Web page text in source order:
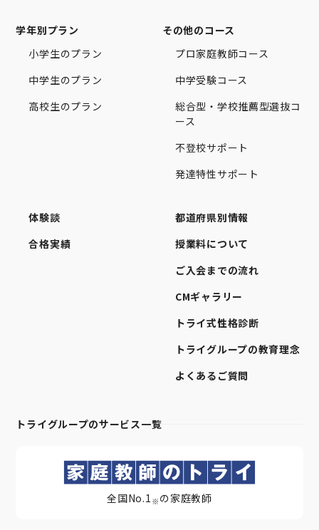
学年別プラン
小学生のプラン
中学生のプラン
高校生のプラン
その他のコース
プロ家庭教師コース
中学受験コース
総合型・学校推薦型選抜コ
ース
不登校サポート
発達特性サポート
体験談
合格実績
都道府県別情報
授業料について
ご入会までの流れ
CMギャラリー
トライ式性格診断
トライグループの教育理念
よくあるご質問
トライグループのサービス一覧
全国No.1 ※ の家庭教師